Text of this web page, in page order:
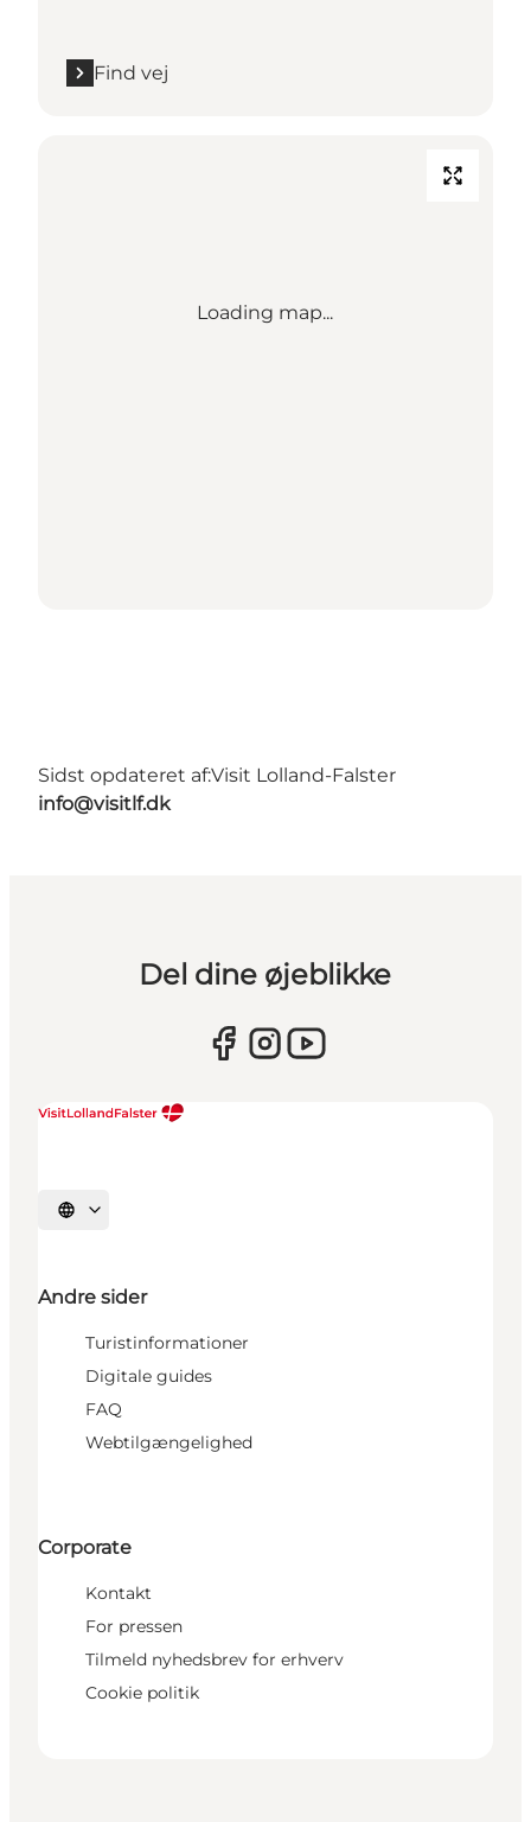
Find vej
Loading map...
Sidst opdateret af:Visit Lolland-Falster
info@visitlf.dk
Del dine øjeblikke
Vælg sprog
Andre sider
Turistinformationer
Digitale guides
FAQ
Webtilgængelighed
Corporate
Kontakt
For pressen
Tilmeld nyhedsbrev for erhverv
Cookie politik